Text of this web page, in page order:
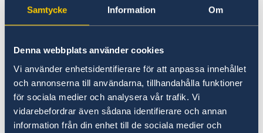
Samtycke Information Om
Denna webbplats använder cookies
Vi använder enhetsidentifierare för att anpassa innehållet
och annonserna till användarna, tillhandahålla funktioner
för sociala medier och analysera vår trafik. Vi
vidarebefordrar även sådana identifierare och annan
information från din enhet till de sociala medier och
En säkerhetsväst/reflexväst ska alltid medföras
för bilens passagerare. Västen bör bäras väl
synlig om föraren och/eller medpassagerarna
tvingas stiga ur bilen på motorväg eller
motortrafikled. På övriga vägar ska västen
bäras i de fall då varningstriangel ställs upp. En